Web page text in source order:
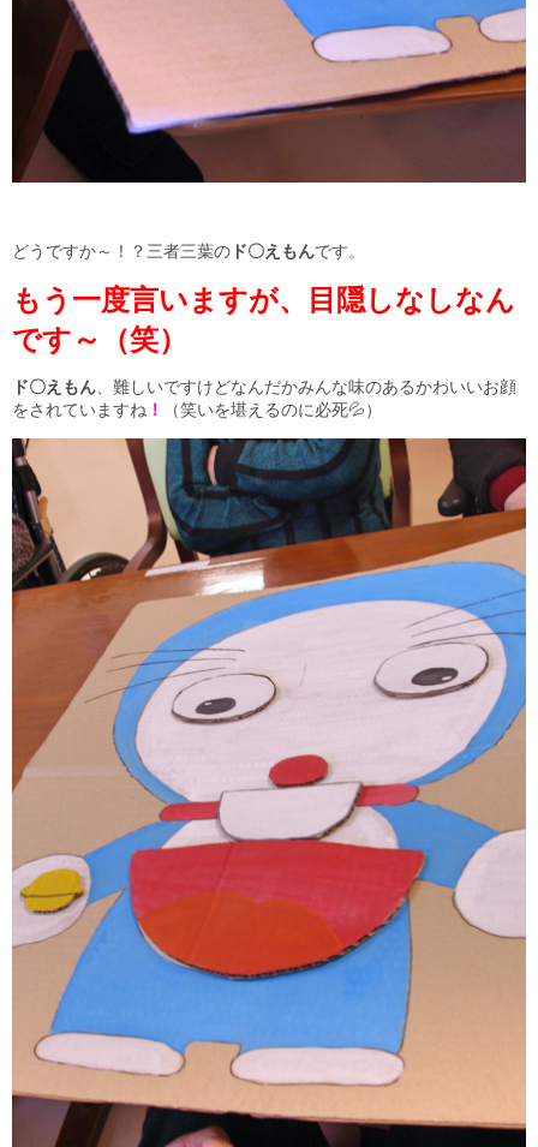
どうですか～！？三者三葉の ド〇えもんです。
もう一度言いますが、目隠しなしなん
です～（笑）
ド〇えもん 、難しいですけどなんだかみんな味のあるかわいいお顔
をされていますね ！ （笑いを堪えるのに必死💦）